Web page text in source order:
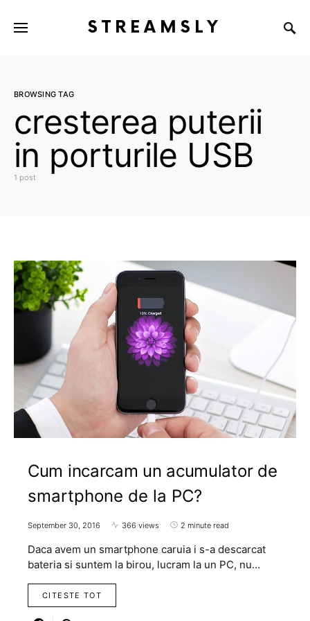
STREAMSLY
BROWSING TAG
cresterea puterii
in porturile USB
1 post
Cum incarcam un acumulator de
smartphone de la PC?
September 30, 2016 366 views 2 minute read
Daca avem un smartphone caruia i s-a descarcat
bateria si suntem la birou, lucram la un PC, nu…
CITESTE TOT